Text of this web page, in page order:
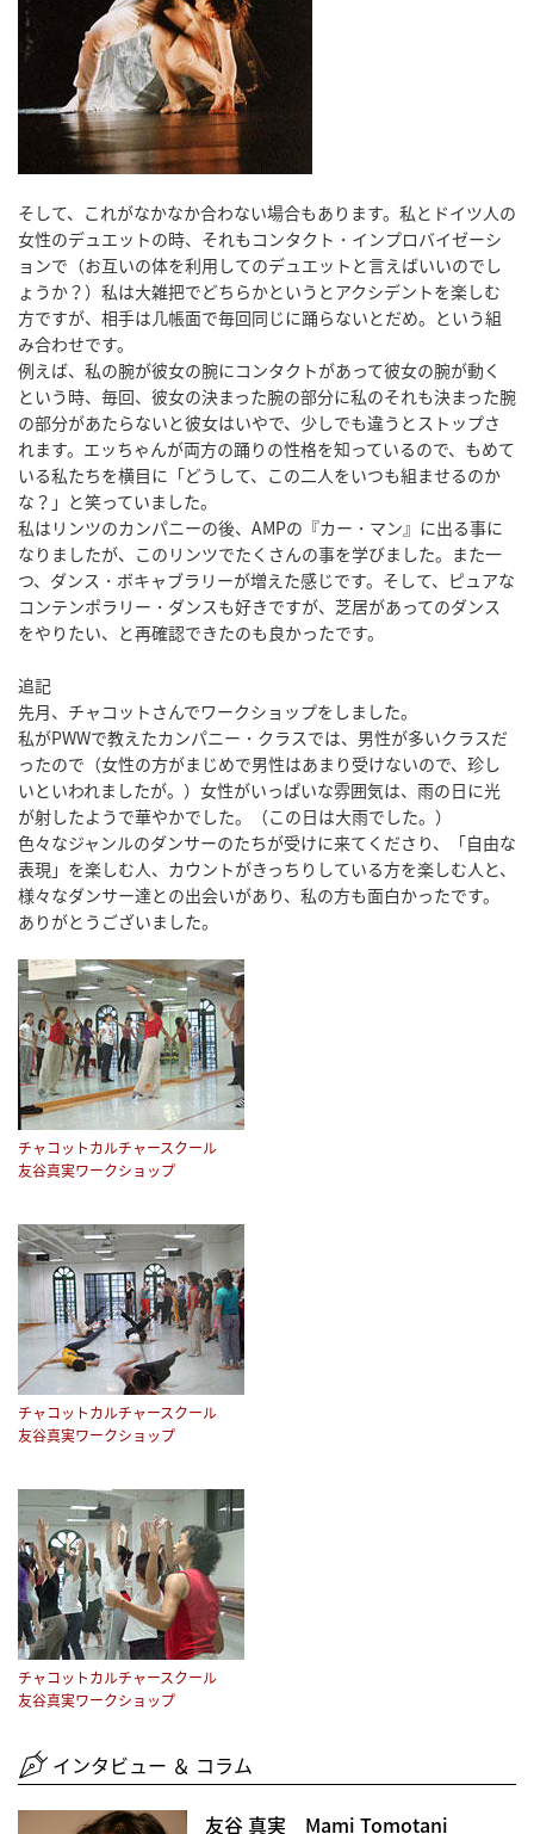
そして、これがなかなか合わない場合もあります。私とドイツ人の
女性のデュエットの時、それもコンタクト・インプロバイゼーシ
ョンで（お互いの体を利用してのデュエットと言えばいいのでし
ょうか？）私は大雑把でどちらかというとアクシデントを楽しむ
方ですが、相手は几帳面で毎回同じに踊らないとだめ。という組
み合わせです。
例えば、私の腕が彼女の腕にコンタクトがあって彼女の腕が動く
という時、毎回、彼女の決まった腕の部分に私のそれも決まった腕
の部分があたらないと彼女はいやで、少しでも違うとストップさ
れます。エッちゃんが両方の踊りの性格を知っているので、もめて
いる私たちを横目に「どうして、この二人をいつも組ませるのか
な？」と笑っていました。
私はリンツのカンパニーの後、AMPの『カー・マン』に出る事に
なりましたが、このリンツでたくさんの事を学びました。また一
つ、ダンス・ボキャブラリーが増えた感じです。そして、ピュアな
コンテンポラリー・ダンスも好きですが、芝居があってのダンス
をやりたい、と再確認できたのも良かったです。
追記
先月、チャコットさんでワークショップをしました。
私がPWWで教えたカンパニー・クラスでは、男性が多いクラスだ
ったので（女性の方がまじめで男性はあまり受けないので、珍し
いといわれましたが。）女性がいっぱいな雰囲気は、雨の日に光
が射したようで華やかでした。（この日は大雨でした。）
色々なジャンルのダンサーのたちが受けに来てくださり、「自由な
表現」を楽しむ人、カウントがきっちりしている方を楽しむ人と、
様々なダンサー達との出会いがあり、私の方も面白かったです。
ありがとうございました。
チャコットカルチャースクール
友谷真実ワークショップ
チャコットカルチャースクール
友谷真実ワークショップ
チャコットカルチャースクール
友谷真実ワークショップ
インタビュー ＆ コラム
友谷 真実 Mami Tomotani